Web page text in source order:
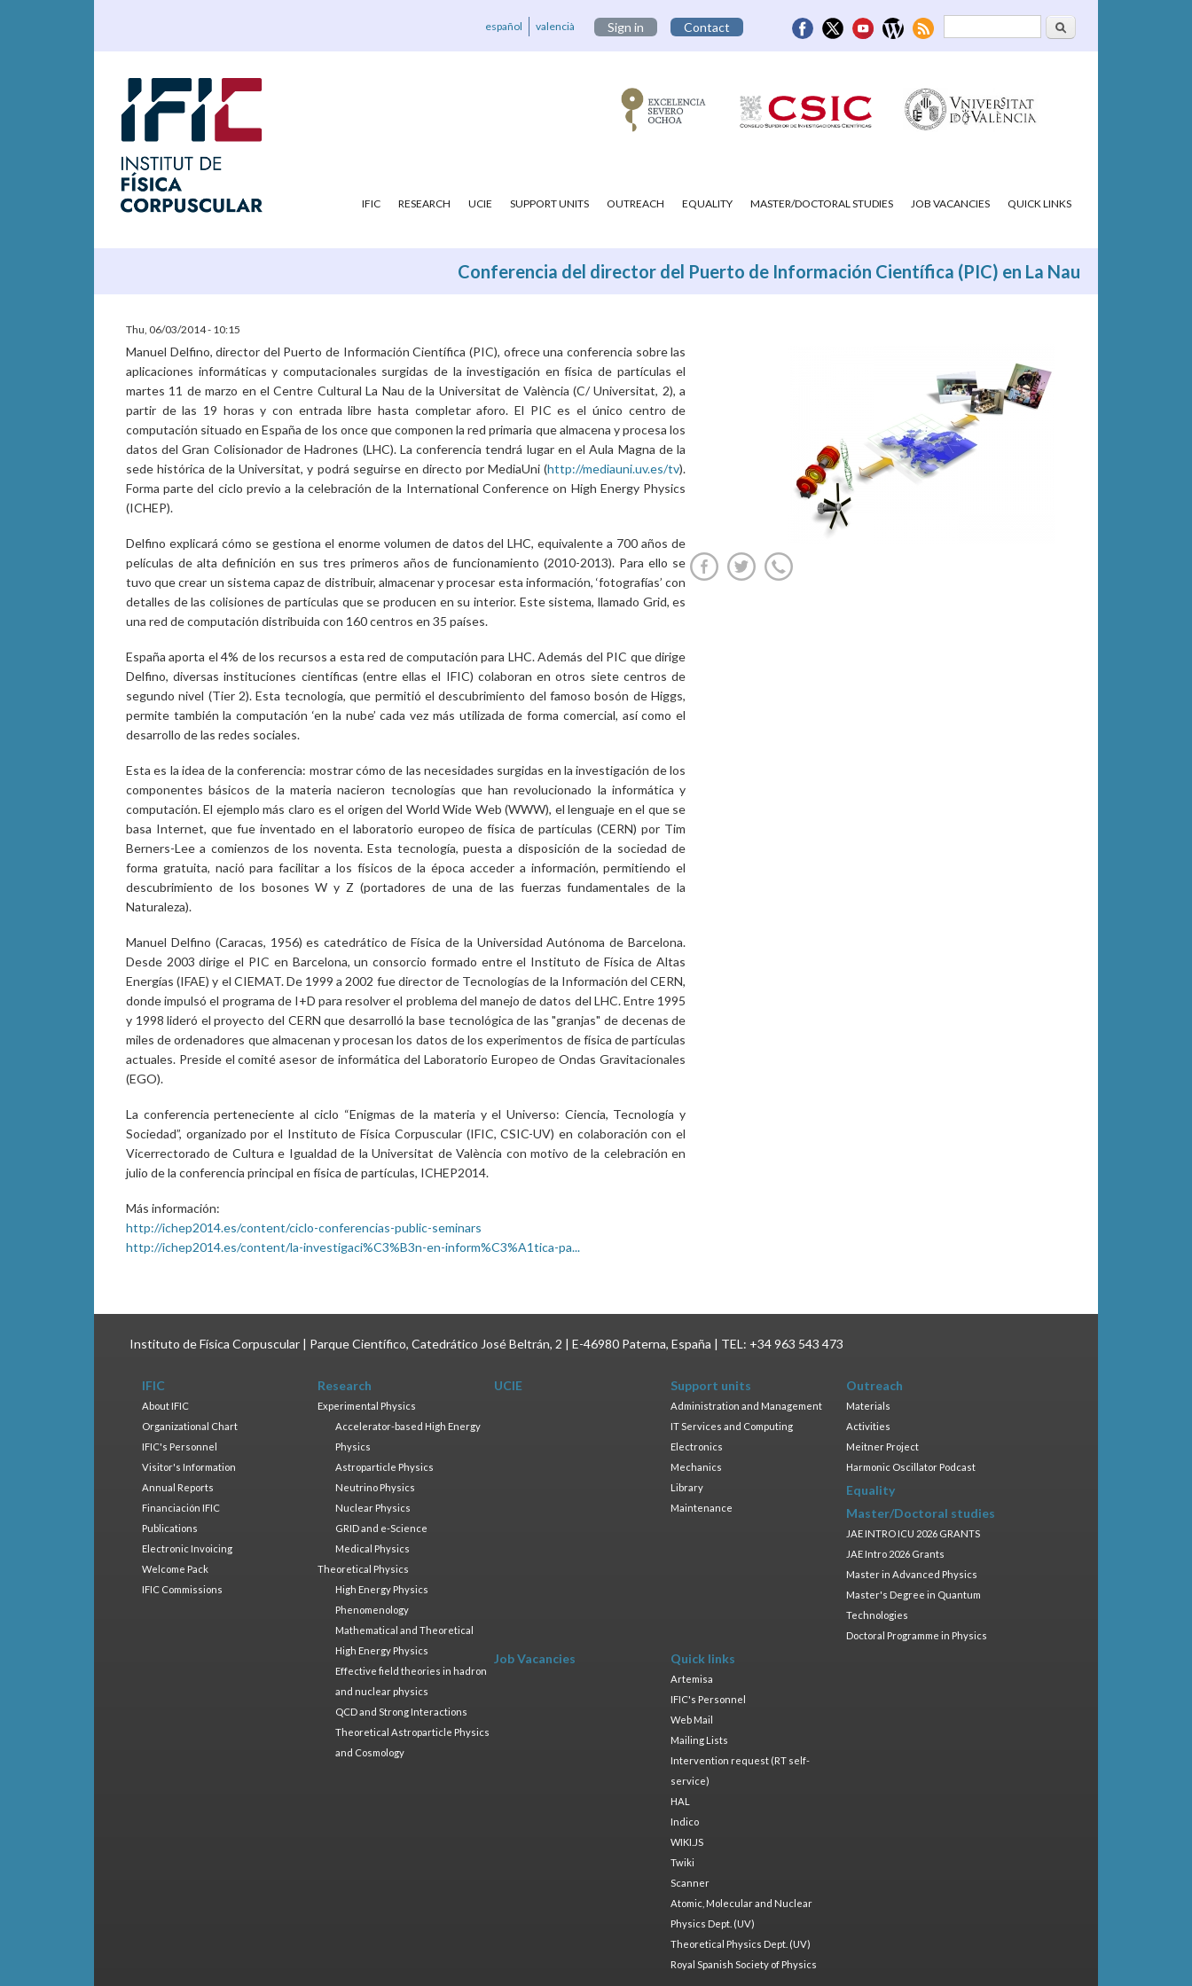
Search form Search
español valencià Sign in Contact
IFIC RESEARCH UCIE SUPPORT UNITS OUTREACH EQUALITY MASTER/DOCTORAL STUDIES JOB VACANCIES QUICK LINKS
Conferencia del director del Puerto de Información Científica (PIC) en La Nau
Thu, 06/03/2014 - 10:15
Manuel Delfino, director del Puerto de Información Científica (PIC), ofrece una conferencia sobre las
aplicaciones informáticas y computacionales surgidas de la investigación en física de partículas el
martes 11 de marzo en el Centre Cultural La Nau de la Universitat de València (C/ Universitat, 2), a
partir de las 19 horas y con entrada libre hasta completar aforo. El PIC es el único centro de
computación situado en España de los once que componen la red primaria que almacena y procesa los
datos del Gran Colisionador de Hadrones (LHC). La conferencia tendrá lugar en el Aula Magna de la
sede histórica de la Universitat, y podrá seguirse en directo por MediaUni (http://mediauni.uv.es/tv).
Forma parte del ciclo previo a la celebración de la International Conference on High Energy Physics
(ICHEP).
Delfino explicará cómo se gestiona el enorme volumen de datos del LHC, equivalente a 700 años de
películas de alta definición en sus tres primeros años de funcionamiento (2010-2013). Para ello se
tuvo que crear un sistema capaz de distribuir, almacenar y procesar esta información, ‘fotografías’ con
detalles de las colisiones de partículas que se producen en su interior. Este sistema, llamado Grid, es
una red de computación distribuida con 160 centros en 35 países.
España aporta el 4% de los recursos a esta red de computación para LHC. Además del PIC que dirige
Delfino, diversas instituciones científicas (entre ellas el IFIC) colaboran en otros siete centros de
segundo nivel (Tier 2). Esta tecnología, que permitió el descubrimiento del famoso bosón de Higgs,
permite también la computación ‘en la nube’ cada vez más utilizada de forma comercial, así como el
desarrollo de las redes sociales.
Esta es la idea de la conferencia: mostrar cómo de las necesidades surgidas en la investigación de los
componentes básicos de la materia nacieron tecnologías que han revolucionado la informática y
computación. El ejemplo más claro es el origen del World Wide Web (WWW), el lenguaje en el que se
basa Internet, que fue inventado en el laboratorio europeo de física de partículas (CERN) por Tim
Berners-Lee a comienzos de los noventa. Esta tecnología, puesta a disposición de la sociedad de
forma gratuita, nació para facilitar a los físicos de la época acceder a información, permitiendo el
descubrimiento de los bosones W y Z (portadores de una de las fuerzas fundamentales de la
Naturaleza).
Manuel Delfino (Caracas, 1956) es catedrático de Física de la Universidad Autónoma de Barcelona.
Desde 2003 dirige el PIC en Barcelona, un consorcio formado entre el Instituto de Física de Altas
Energías (IFAE) y el CIEMAT. De 1999 a 2002 fue director de Tecnologías de la Información del CERN,
donde impulsó el programa de I+D para resolver el problema del manejo de datos del LHC. Entre 1995
y 1998 lideró el proyecto del CERN que desarrolló la base tecnológica de las "granjas" de decenas de
miles de ordenadores que almacenan y procesan los datos de los experimentos de física de partículas
actuales. Preside el comité asesor de informática del Laboratorio Europeo de Ondas Gravitacionales
(EGO).
La conferencia perteneciente al ciclo “Enigmas de la materia y el Universo: Ciencia, Tecnología y
Sociedad”, organizado por el Instituto de Física Corpuscular (IFIC, CSIC-UV) en colaboración con el
Vicerrectorado de Cultura e Igualdad de la Universitat de València con motivo de la celebración en
julio de la conferencia principal en física de partículas, ICHEP2014.
Más información:
http://ichep2014.es/content/ciclo-conferencias-public-seminars
http://ichep2014.es/content/la-investigaci%C3%B3n-en-inform%C3%A1tica-pa...
Instituto de Física Corpuscular | Parque Científico, Catedrático José Beltrán, 2 | E-46980 Paterna, España | TEL: +34 963 543 473
IFIC
About IFIC
Organizational Chart
IFIC's Personnel
Visitor's Information
Annual Reports
Financiación IFIC
Publications
Electronic Invoicing
Welcome Pack
IFIC Commissions
Research
Experimental Physics
Accelerator-based High Energy
Physics
Astroparticle Physics
Neutrino Physics
Nuclear Physics
GRID and e-Science
Medical Physics
Theoretical Physics
High Energy Physics
Phenomenology
Mathematical and Theoretical
High Energy Physics
Effective field theories in hadron
and nuclear physics
QCD and Strong Interactions
Theoretical Astroparticle Physics
and Cosmology
UCIE Support units
Administration and Management
IT Services and Computing
Electronics
Mechanics
Library
Maintenance
Outreach
Materials
Activities
Meitner Project
Harmonic Oscillator Podcast
Equality
Master/Doctoral studies
JAE INTRO ICU 2026 GRANTS
JAE Intro 2026 Grants
Master in Advanced Physics
Master's Degree in Quantum
Technologies
Doctoral Programme in Physics
Job Vacancies Quick links
Artemisa
IFIC's Personnel
Web Mail
Mailing Lists
Intervention request (RT self-
service)
HAL
Indico
WIKI.JS
Twiki
Scanner
Atomic, Molecular and Nuclear
Physics Dept. (UV)
Theoretical Physics Dept. (UV)
Royal Spanish Society of Physics